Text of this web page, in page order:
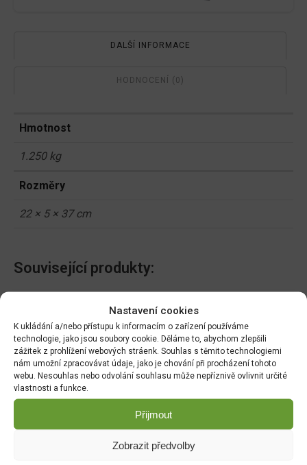
Nastavení cookies
K ukládání a/nebo přístupu k informacím o zařízení používáme
technologie, jako jsou soubory cookie. Děláme to, abychom zlepšili
zážitek z prohlížení webových stráenk. Souhlas s těmito technologiemi
nám umožní zpracovávat údaje, jako je chování při procházení tohoto
webu. Nesouhlas nebo odvolání souhlasu může nepříznivě ovlivnit určité
vlastnosti a funkce.
Přijmout
Zobrazit předvolby
DALŠÍ INFORMACE
HODNOCENÍ (0)
Hmotnost
1.250 kg
Rozměry
22 × 5 × 37 cm
Související produkty:
DO KOŠÍKU
129.00Kč
DO KOŠÍKU
49.00Kč
Forestina Hoštický
substrát pro muškáty 20l
109.00Kč
Floria PREMIUM Substrát
DO KOŠÍKU
149.00Kč